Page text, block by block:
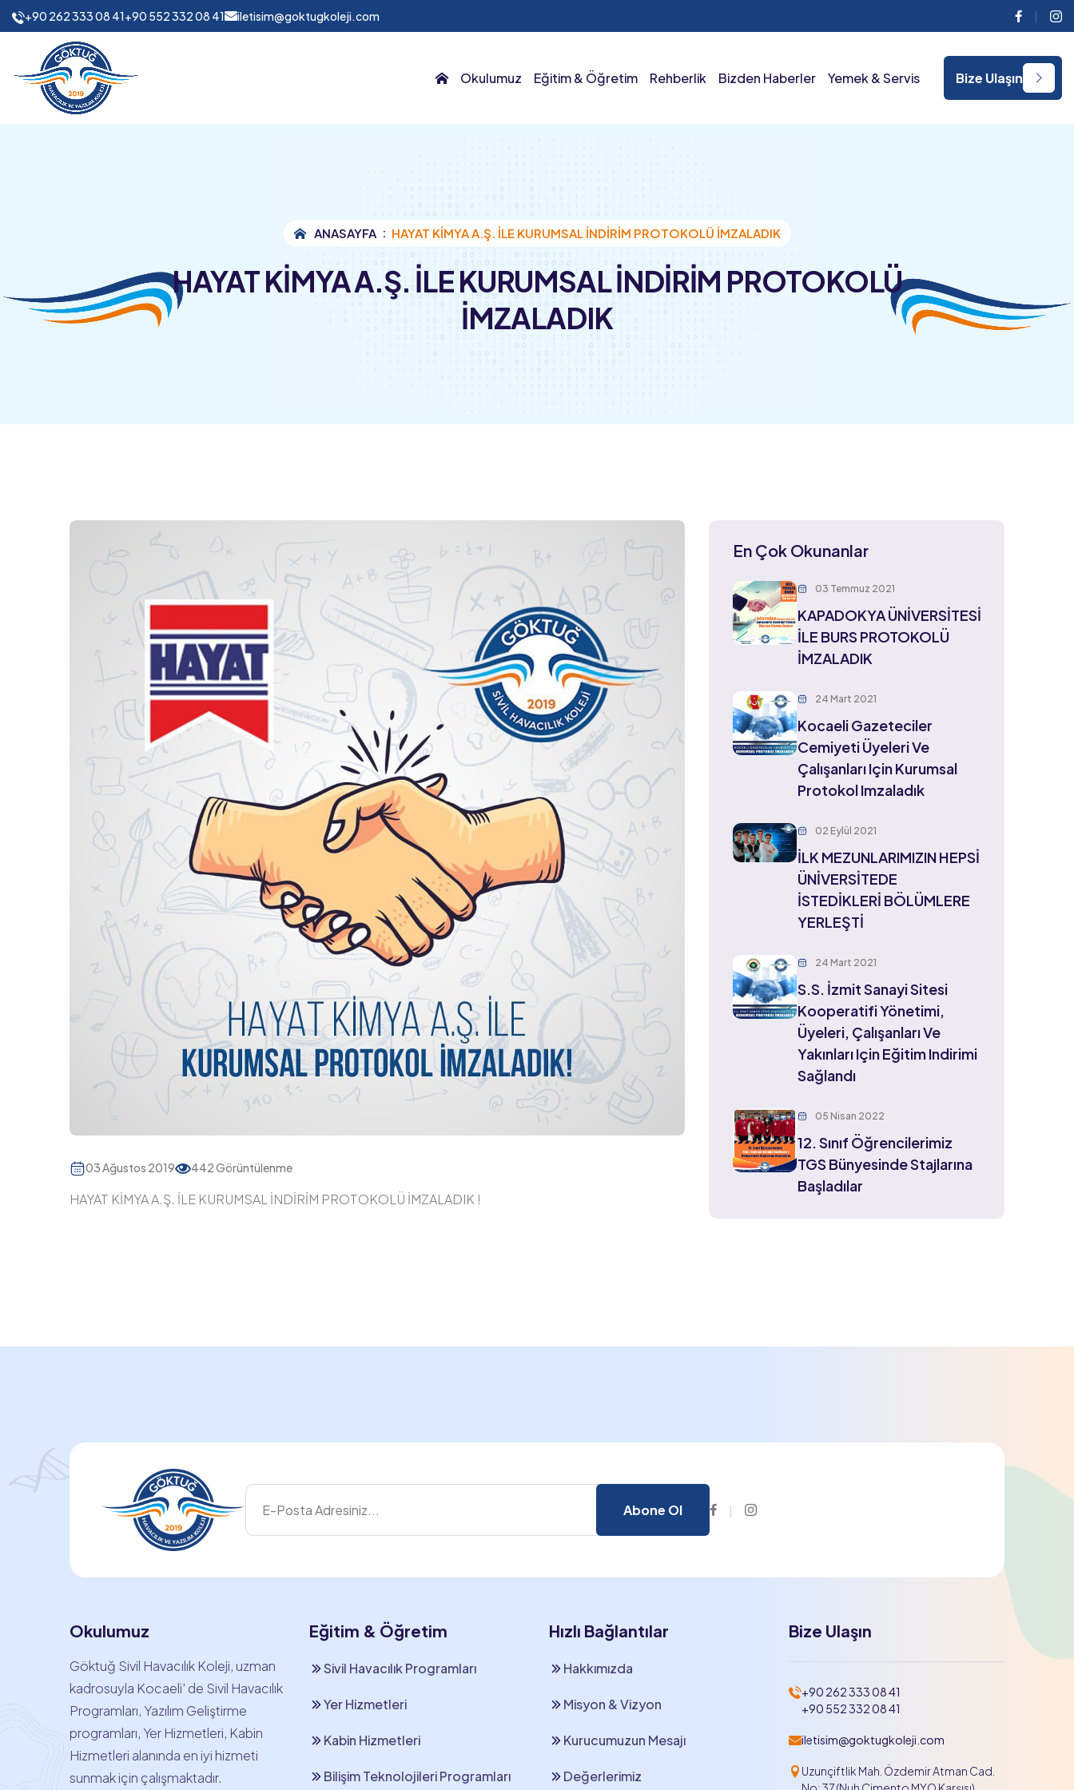
+90 262 333 08 41+90 552 332 08 41 iletisim@goktugkoleji.com
Facebook
Okulumuz Eğitim & Öğretim Rehberlik Bizden Haberler Yemek & Servis Bize Ulaşın
ANASAYFA HAYAT KİMYA A.Ş. İLE KURUMSAL İNDİRİM PROTOKOLÜ İMZALADIK
HAYAT KİMYA A.Ş. İLE KURUMSAL İNDİRİM PROTOKOLÜ
İMZALADIK
03 Ağustos 2019 442 Görüntülenme
HAYAT KİMYA A.Ş. İLE KURUMSAL İNDİRİM PROTOKOLÜ İMZALADIK !
En Çok Okunanlar
03 Temmuz 2021
KAPADOKYA ÜNİVERSİTESİ
İLE BURS PROTOKOLÜ
İMZALADIK
24 Mart 2021
Kocaeli Gazeteciler
Cemiyeti Üyeleri Ve
Çalışanları Için Kurumsal
Protokol Imzaladık
02 Eylül 2021
İLK MEZUNLARIMIZIN HEPSİ
ÜNİVERSİTEDE
İSTEDİKLERİ BÖLÜMLERE
YERLEŞTİ
24 Mart 2021
S.S. İzmit Sanayi Sitesi
Kooperatifi Yönetimi,
Üyeleri, Çalışanları Ve
Yakınları Için Eğitim Indirimi
Sağlandı
05 Nisan 2022
12. Sınıf Öğrencilerimiz
TGS Bünyesinde Stajlarına
Başladılar
Abone Ol
FacebookInstagram
Okulumuz
Göktuğ Sivil Havacılık Koleji, uzman
kadrosuyla Kocaeli' de Sivil Havacılık
Programları, Yazılım Geliştirme
programları, Yer Hizmetleri, Kabin
Hizmetleri alanında en iyi hizmeti
sunmak için çalışmaktadır.
Eğitim & Öğretim
Sivil Havacılık Programları
Yer Hizmetleri
Kabin Hizmetleri
Bilişim Teknolojileri Programları
Hızlı Bağlantılar
Hakkımızda
Misyon & Vizyon
Kurucumuzun Mesajı
Değerlerimiz
Bize Ulaşın
+90 262 333 08 41
+90 552 332 08 41
iletisim@goktugkoleji.com
Uzunçiftlik Mah. Özdemir Atman Cad.